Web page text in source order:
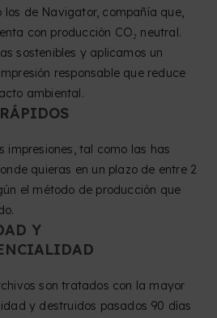
los de Navigator, compañía que,
con producción CO₂ neutral.
sostenibles y aplicamos un
responsable que reduce
ambiental.
impresiones, tal como las has
quieras en un plazo de entre 2
el método de producción que
Y
son tratados con la mayor
y destruidos pasados 90 días